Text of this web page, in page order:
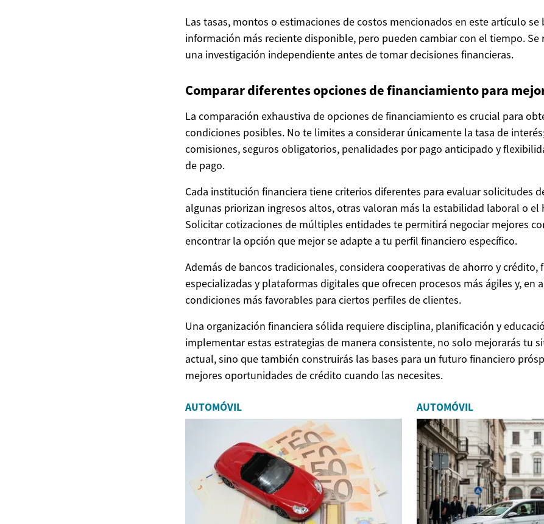
Las tasas, montos o estimaciones de costos mencionados en este artículo se
información más reciente disponible, pero pueden cambiar con el tiempo. Se
una investigación independiente antes de tomar decisiones financieras.
Comparar diferentes opciones de financiamiento para
La comparación exhaustiva de opciones de financiamiento es crucial para
condiciones posibles. No te limites a considerar únicamente la tasa de
comisiones, seguros obligatorios, penalidades por pago anticipado y
de pago.
Cada institución financiera tiene criterios diferentes para evaluar solicitudes
algunas priorizan ingresos altos, otras valoran más la estabilidad laboral o
Solicitar cotizaciones de múltiples entidades te permitirá negociar mejores
encontrar la opción que mejor se adapte a tu perfil financiero específico.
Además de bancos tradicionales, considera cooperativas de ahorro y crédito,
especializadas y plataformas digitales que ofrecen procesos más ágiles y, en
condiciones más favorables para ciertos perfiles de clientes.
Una organización financiera sólida requiere disciplina, planificación y
implementar estas estrategias de manera consistente, no solo mejorarás tu
actual, sino que también construirás las bases para un futuro financiero
mejores oportunidades de crédito cuando las necesites.
AUTOMÓVIL AUTOMÓVIL